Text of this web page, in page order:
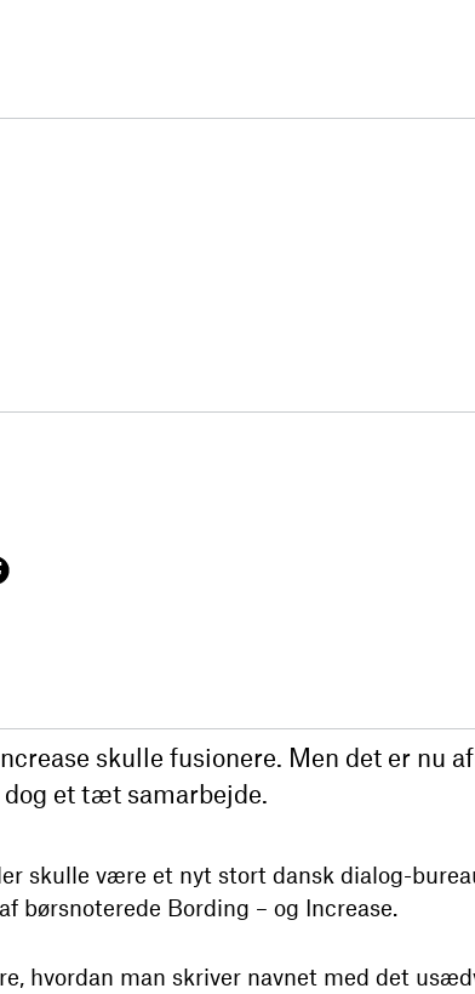
skulle fusionere. Men det er nu
et tæt samarbejde.
skulle være et nyt stort dansk dialog-
børsnoterede Bording – og Increase.
hvordan man skriver navnet med det